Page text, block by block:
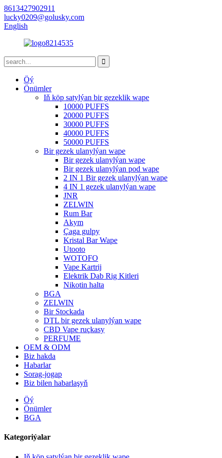
8613427902911
lucky0209@golusky.com
English
Öý
Önümler
Iň köp satylýan bir gezeklik wape
10000 PUFFS
20000 PUFFS
30000 PUFFS
40000 PUFFS
50000 PUFFS
Bir gezek ulanylýan wape
Bir gezek ulanylýan wape
Bir gezek ulanylýan pod wape
2 IN 1 Bir gezek ulanylýan wape
4 IN 1 gezek ulanylýan wape
JNR
ZELWIN
Rum Bar
Akym
Çaga gulpy
Kristal Bar Wape
Utooto
WOTOFO
Vape Kartrij
Elektrik Dab Rig Kitleri
Nikotin halta
BGA
ZELWIN
Bir Stockada
DTL bir gezek ulanylýan wape
CBD Vape ruçkasy
PERFUME
OEM & ODM
Biz hakda
Habarlar
Sorag-jogap
Biz bilen habarlaşyň
Öý
Önümler
BGA
Kategoriýalar